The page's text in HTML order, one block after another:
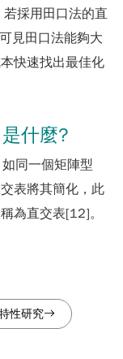
採用田口法的直
見田口法能夠大
快速找出最佳化
什麼?
同一個矩陣型
表將其簡化，此
為直交表[12]。
性研究